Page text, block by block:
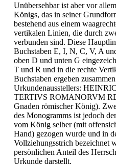
Unübersehbar ist aber vor
Königs, das in seiner
bestehend aus einem
vertikalen Linien, die durch
verbunden sind. Diese
Buchstaben E, I, N, C, V, A
oben D und unten G
T und R und in die rechte
Buchstaben ergeben
Urkundenausstellers:
TERTIVS ROMANORVM
Gnaden römischer König).
des Monogramms ist jedoch
vom König selber (mit
Hand) gezogen wurde und in
Vollziehungsstrich bezeichnet
persönlichen Anteil des
Urkunde darstellt.